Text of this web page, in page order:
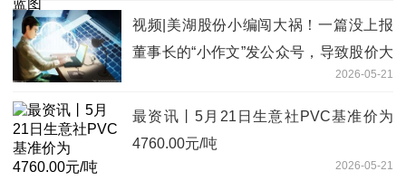
视频|美湖股份小编闯大祸！一篇没上报
董事长的“小作文”发公众号，导致股价大
2026-05-21
最资讯丨5月21日生意社PVC基准价为
4760.00元/吨
2026-05-21